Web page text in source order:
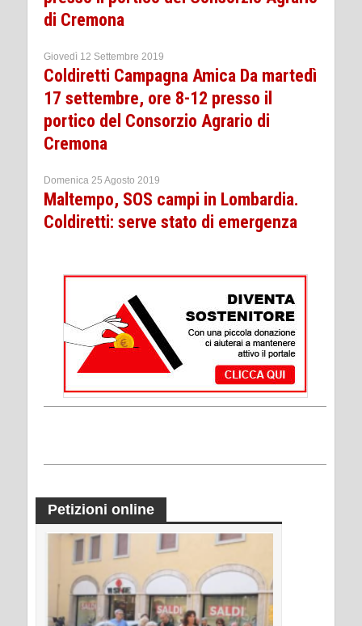
di Cremona
Giovedì 12 Settembre 2019
Coldiretti Campagna Amica Da martedì
17 settembre, ore 8-12 presso il
portico del Consorzio Agrario di
Cremona
Domenica 25 Agosto 2019
Maltempo, SOS campi in Lombardia.
Coldiretti: serve stato di emergenza
Petizioni online